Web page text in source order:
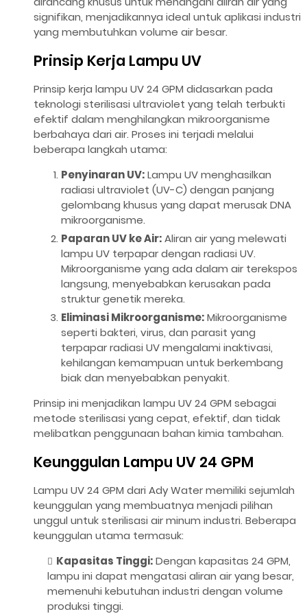
signifikan, menjadikannya ideal untuk aplikasi industri
yang membutuhkan volume air besar.
Prinsip Kerja Lampu UV
Prinsip kerja lampu UV 24 GPM didasarkan pada
teknologi sterilisasi ultraviolet yang telah terbukti
efektif dalam menghilangkan mikroorganisme
berbahaya dari air. Proses ini terjadi melalui
beberapa langkah utama:
Penyinaran UV:Lampu UV menghasilkan
radiasi ultraviolet (UV-C) dengan panjang
gelombang khusus yang dapat merusak DNA
mikroorganisme.
Paparan UV ke Air:Aliran air yang melewati
lampu UV terpapar dengan radiasi UV.
Mikroorganisme yang ada dalam air terekspos
langsung, menyebabkan kerusakan pada
struktur genetik mereka.
Eliminasi Mikroorganisme:Mikroorganisme
seperti bakteri, virus, dan parasit yang
terpapar radiasi UV mengalami inaktivasi,
kehilangan kemampuan untuk berkembang
biak dan menyebabkan penyakit.
Prinsip ini menjadikan lampu UV 24 GPM sebagai
metode sterilisasi yang cepat, efektif, dan tidak
melibatkan penggunaan bahan kimia tambahan.
Keunggulan Lampu UV 24 GPM
Lampu UV 24 GPM dari Ady Water memiliki sejumlah
keunggulan yang membuatnya menjadi pilihan
unggul untuk sterilisasi air minum industri. Beberapa
keunggulan utama termasuk:
Kapasitas Tinggi:Dengan kapasitas 24 GPM,
lampu ini dapat mengatasi aliran air yang besar,
memenuhi kebutuhan industri dengan volume
produksi tinggi.